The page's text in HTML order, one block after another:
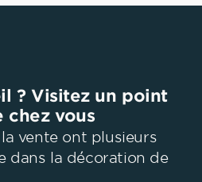
? Visitez un point
chez vous
vente ont plusieurs
dans la décoration de